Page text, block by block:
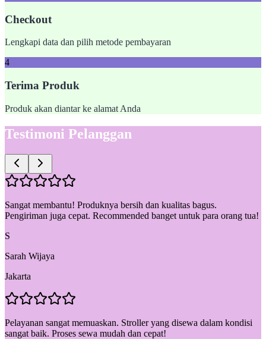
Checkout
Lengkapi data dan pilih metode pembayaran
4
Terima Produk
Produk akan diantar ke alamat Anda
Testimoni Pelanggan
Sangat membantu! Produknya bersih dan kualitas bagus.
Pengiriman juga cepat. Recommended banget untuk para orang tua!
S
Sarah Wijaya
Jakarta
Pelayanan sangat memuaskan. Stroller yang disewa dalam kondisi
sangat baik. Proses sewa mudah dan cepat!